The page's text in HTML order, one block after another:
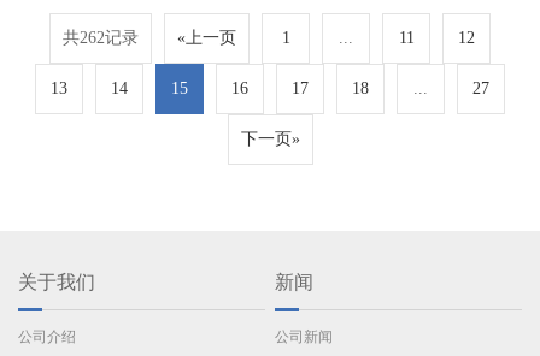
闻路红教授主持。会议开始前，华仪宁创总经理闻路红
教…
浙江省知识产权局食品安全快速检测技术领域知识产权预
警项目奠定工作基础。宁波大学图书馆学科部副主任王
敏、服务中心的相关工作人员随行本次交流活动。交流会
现场华仪宁创副总经理毕磊对宁波大学国家知识产权信息
热烈欢迎，同时感谢宁波大学各位校领导一直以来对华仪
共262记录 «上一页 1 ... 11 12
13 14 15 16 17 18 ... 27
下一页»
关于我们
公司介绍
新闻
公司新闻